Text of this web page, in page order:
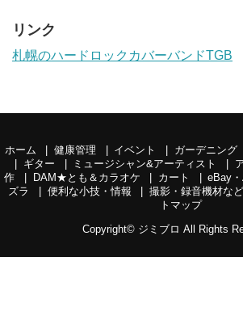
リンク
札幌のハードロックカバーバンドTGB
ホーム 健康管理 イベント ガーデニング
ギター
ミュージシャン&アーティスト
作
DAM★とも＆カラオケ カート eBay
ズラ
便利な小技・情報 撮影・録音機材など
トマップ
Copyright© ジミブロ All Rights